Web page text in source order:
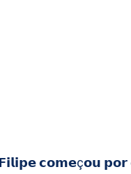
𝗰𝗼𝗺𝗲ç𝗼𝘂